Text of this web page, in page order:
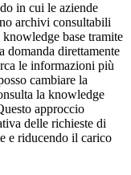
in cui le aziende
archivi consultabili
base tramite
domanda direttamente
le informazioni più
cambiare la
la knowledge
approccio
delle richieste di
e riducendo il carico